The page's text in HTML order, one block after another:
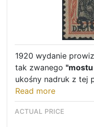
1920 wydanie
tak zwanego
ukośny nadruk z tej
Read more